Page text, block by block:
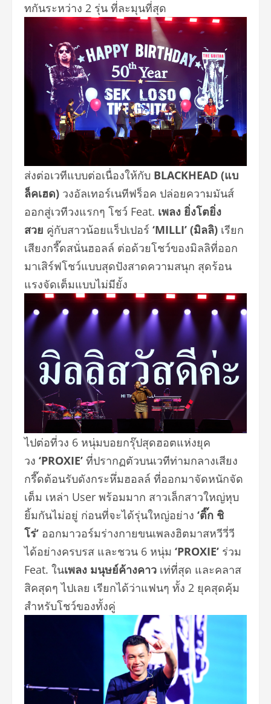
ทกันระหว่าง 2 รุ่น ที่ละมุนที่สุด
ส่งต่อเวทีแบบต่อเนื่องให้กับ BLACKHEAD (แบ
ล็คเฮด) วงอัลเทอร์เนทีฟร็อค ปล่อยความมันส์
ออกสู่เวทีวงแรกๆ โชว์ Feat. เพลง ยิ่งโตยิ่ง
สวย คู่กับสาวน้อยแร็ปเปอร์ ‘MILLI’ (มิลลิ) เรียก
เสียงกรี๊ดสนั่นฮอลล์ ต่อด้วยโชว์ของมิลลิที่ออก
มาเสิร์ฟโชว์แบบสุดปังสาดความสนุก สุดร้อน
แรงจัดเต็มแบบไม่มียั้ง
ไปต่อที่วง 6 หนุ่มบอยกรุ๊ปสุดฮอตแห่งยุค
วง ‘PROXIE’ ที่ปรากฏตัวบนเวทีท่ามกลางเสียง
กรี๊ดต้อนรับดังกระหึ่มฮอลล์ ที่ออกมาจัดหนักจัด
เต็ม เหล่า User พร้อมมาก สาวเล็กสาวใหญ่หุบ
ยิ้มกันไม่อยู่ ก่อนที่จะได้รุ่นใหญ่อย่าง ‘ติ๊ก ชิ
โร่’ ออกมาวอร์มร่างกายขนเพลงฮิตมาสหวีวี่วี
ได้อย่างครบรส และชวน 6 หนุ่ม ‘PROXIE’ ร่วม
Feat. ในเพลง มนุษย์ค้างคาว เท่ที่สุด และคลาส
สิคสุดๆ ไปเลย เรียกได้ว่าแฟนๆ ทั้ง 2 ยุคสุดคุ้ม
สำหรับโชว์ของทั้งคู่